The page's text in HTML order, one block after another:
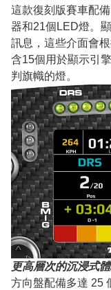
這款復刻版賽車配
器和21個LED燈。
訊息，這些介面會
含15個用於顯示引
判旗幟的燈。
更高層次的沉浸式
方向盤配備多達 25